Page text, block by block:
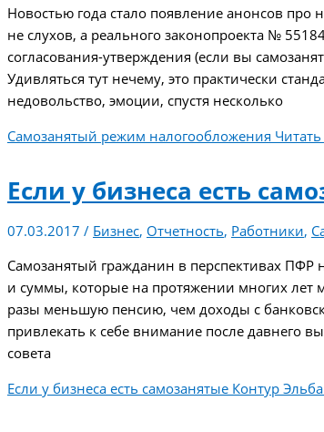
Новостью года стало появление анонсов
не слухов, а реального законопроекта №
согласования-утверждения (если вы
Удивляться тут нечему, это практически
недовольство, эмоции, спустя несколько
Самозанятый режим налогообложения
Если у бизнеса есть
07.03.2017 / Бизнес, Отчетность, Работники,
Самозанятый гражданин в перспективах ПФР
и суммы, которые на протяжении многих лет
разы меньшую пенсию, чем доходы с
привлекать к себе внимание после давнего
совета
Если у бизнеса есть самозанятые Контур